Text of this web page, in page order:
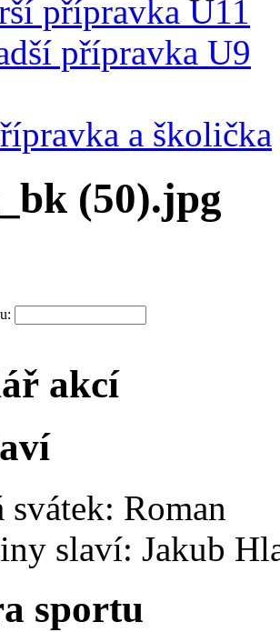
přípravka U11
přípravka U9
a školička
(50).jpg
akcí
svátek: Roman
slaví: Jakub
sportu